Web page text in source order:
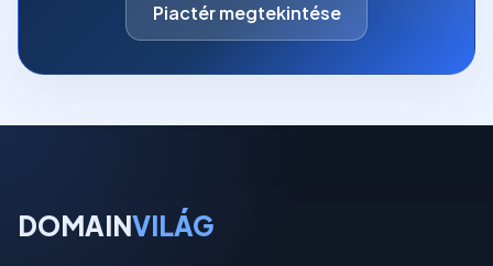
Piactér megtekintése
DOMAINVILÁG